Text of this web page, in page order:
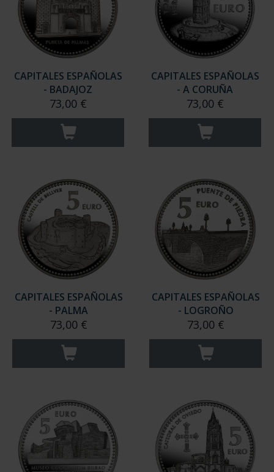
CAPITALES ESPAÑOLAS
- BADAJOZ
73,00 €
CAPITALES ESPAÑOLAS
- A CORUÑA
73,00 €
CAPITALES ESPAÑOLAS
- PALMA
73,00 €
CAPITALES ESPAÑOLAS
- LOGROÑO
73,00 €